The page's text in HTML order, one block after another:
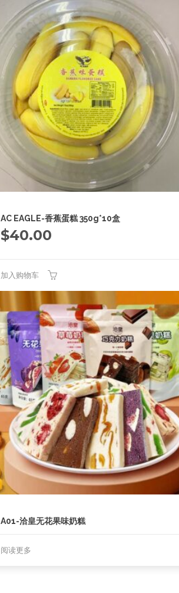
AC EAGLE-香蕉蛋糕 350g*10盒
$40.00
加入购物车
A01-洽皇无花果味奶糕
阅读更多